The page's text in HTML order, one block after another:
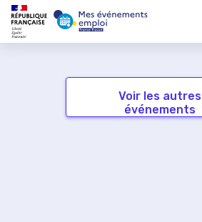
Voir les autres
événements